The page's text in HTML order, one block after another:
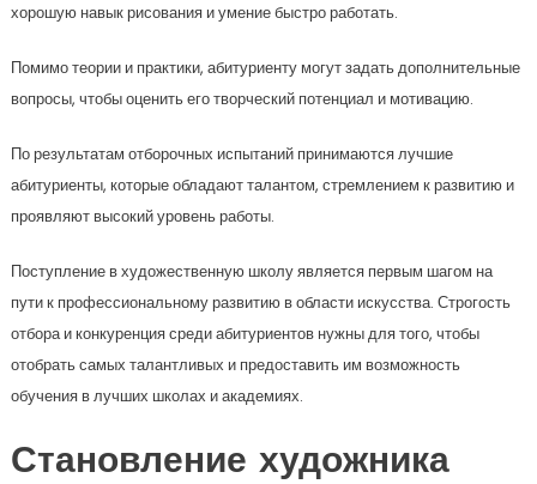
хорошую навык рисования и умение быстро работать.
Помимо теории и практики, абитуриенту могут задать дополнительные
вопросы, чтобы оценить его творческий потенциал и мотивацию.
По результатам отборочных испытаний принимаются лучшие
абитуриенты, которые обладают талантом, стремлением к развитию и
проявляют высокий уровень работы.
Поступление в художественную школу является первым шагом на
пути к профессиональному развитию в области искусства. Строгость
отбора и конкуренция среди абитуриентов нужны для того, чтобы
отобрать самых талантливых и предоставить им возможность
обучения в лучших школах и академиях.
Становление художника